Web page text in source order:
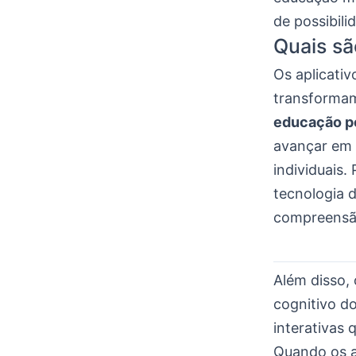
de
Quais
Os
educação
avançar
individuais.
tecnologia
Além
cognitivo
interativas
Quando os